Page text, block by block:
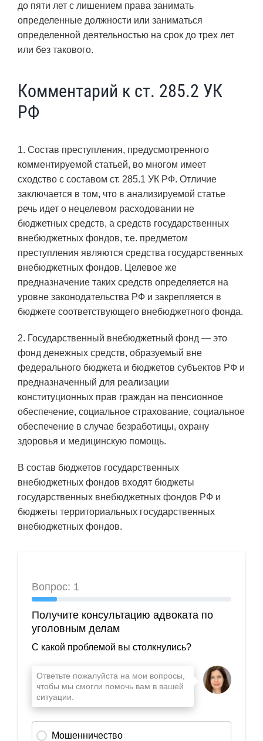
до пяти лет с лишением права занимать
определенные должности или заниматься
определенной деятельностью на срок до трех лет
или без такового.
Комментарий к ст. 285.2 УК
РФ
1. Состав преступления, предусмотренного
комментируемой статьей, во многом имеет
сходство с составом ст. 285.1 УК РФ. Отличие
заключается в том, что в анализируемой статье
речь идет о нецелевом расходовании не
бюджетных средств, а средств государственных
внебюджетных фондов, т.е. предметом
преступления являются средства государственных
внебюджетных фондов. Целевое же
предназначение таких средств определяется на
уровне законодательства РФ и закрепляется в
бюджете соответствующего внебюджетного фонда.
2. Государственный внебюджетный фонд — это
фонд денежных средств, образуемый вне
федерального бюджета и бюджетов субъектов РФ и
предназначенный для реализации
конституционных прав граждан на пенсионное
обеспечение, социальное страхование, социальное
обеспечение в случае безработицы, охрану
здоровья и медицинскую помощь.
В состав бюджетов государственных
внебюджетных фондов входят бюджеты
государственных внебюджетных фондов РФ и
бюджеты территориальных государственных
внебюджетных фондов.